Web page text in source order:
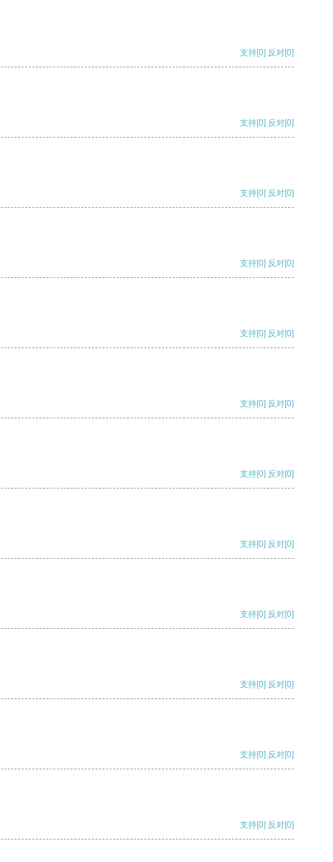
支持[0] 反对[0]
支持[0] 反对[0]
支持[0] 反对[0]
支持[0] 反对[0]
支持[0] 反对[0]
支持[0] 反对[0]
支持[0] 反对[0]
支持[0] 反对[0]
支持[0] 反对[0]
支持[0] 反对[0]
支持[0] 反对[0]
支持[0] 反对[0]